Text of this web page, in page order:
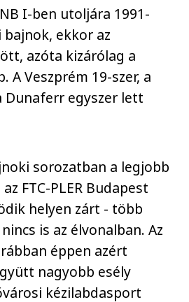
I-ben utoljára 1991-
ekkor az
azóta kizárólag a
A Veszprém 19-szer, a
Dunaferr egyszer lett
sorozatban a legjobb
FTC-PLER Budapest
helyen zárt - több
is az élvonalban. Az
éppen azért
nagyobb esély
kézilabdasport